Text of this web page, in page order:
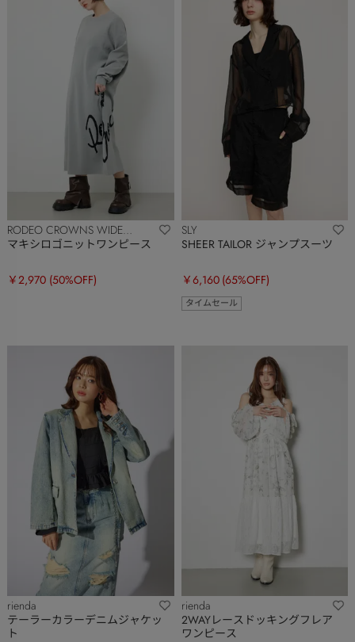
RODEO CROWNS WIDE
BOWL
マキシロゴニットワンピース
￥2,970 (50%OFF)
SLY
SHEER TAILOR ジャンプスーツ
￥6,160 (65%OFF)
タイムセール
rienda
テーラーカラーデニムジャケッ
ト
rienda
2WAYレースドッキングフレア
ワンピース